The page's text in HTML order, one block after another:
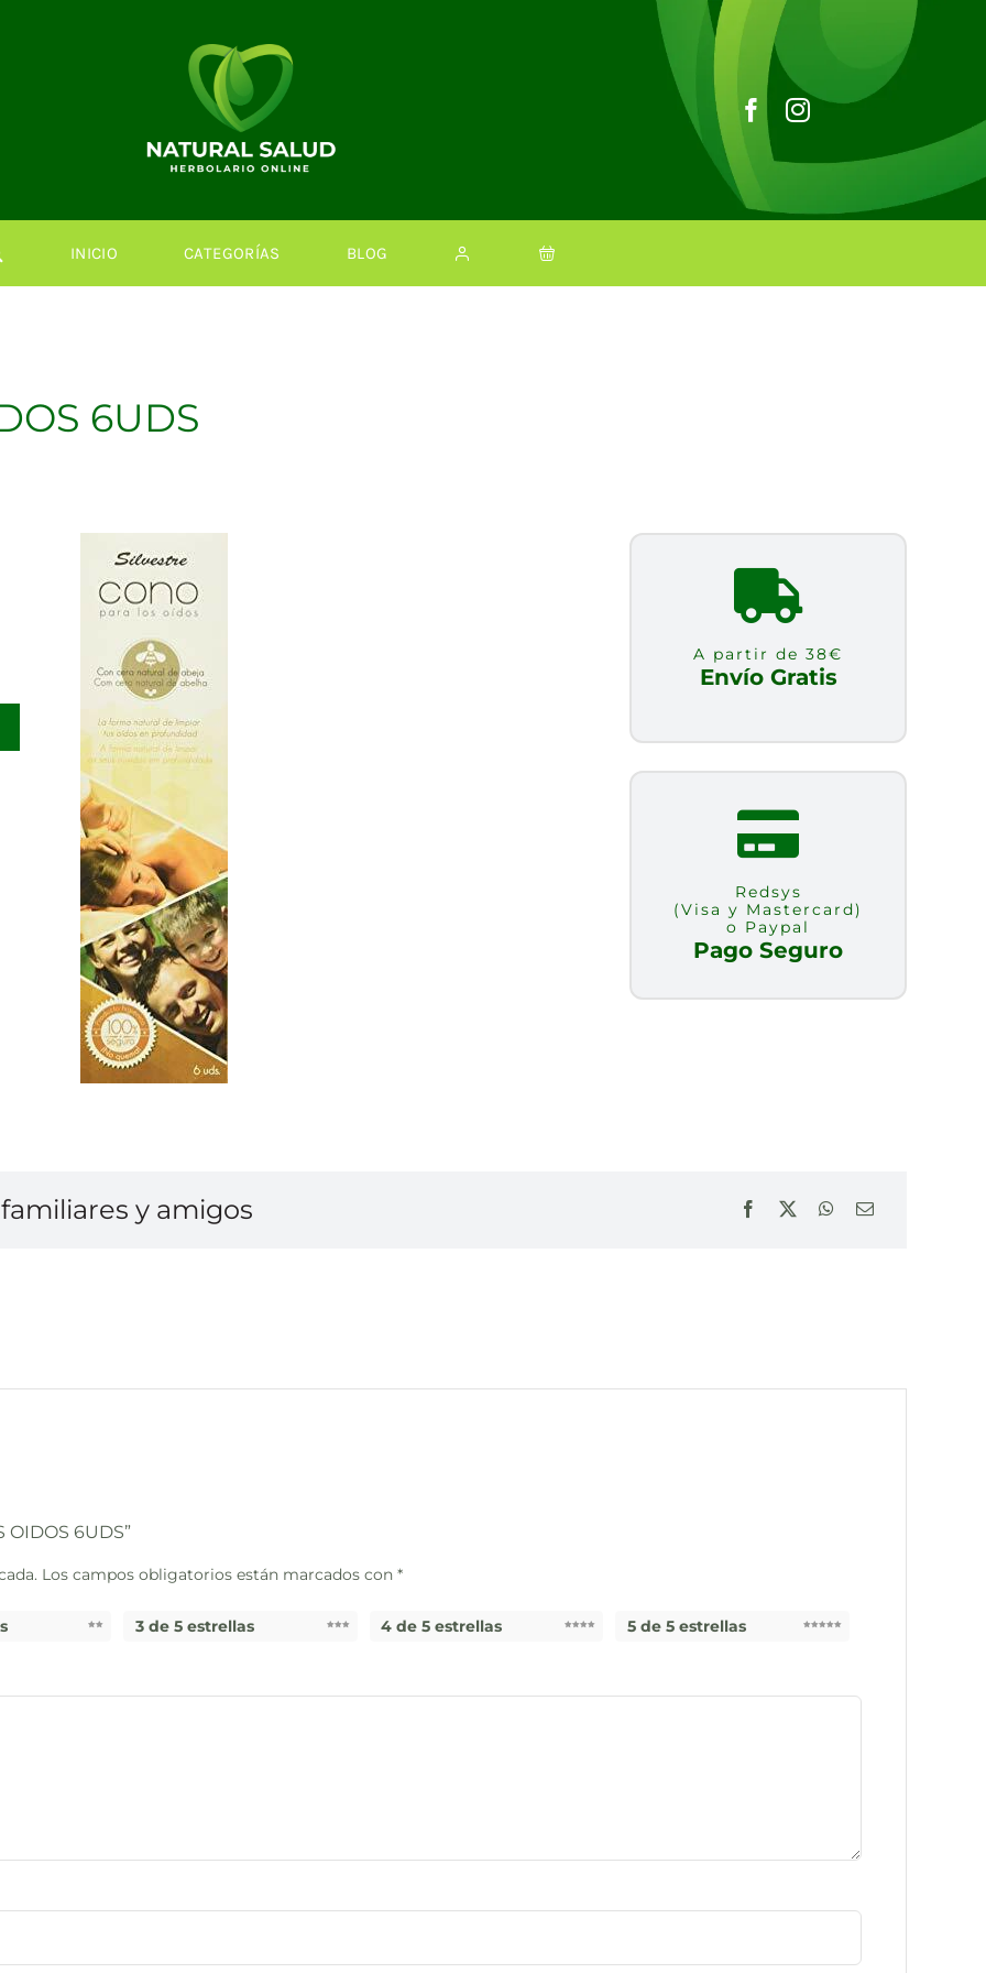
INICIO CATEGORÍAS BLOG
6UDS
A partir de 38€
Envío Gratis
Redsys
(Visa y Mastercard)
o Paypal
Pago Seguro
y amigos
OIDOS 6UDS”
Los campos obligatorios están marcados con *
3 de 5 estrellas 4 de 5 estrellas 5 de 5 estrellas